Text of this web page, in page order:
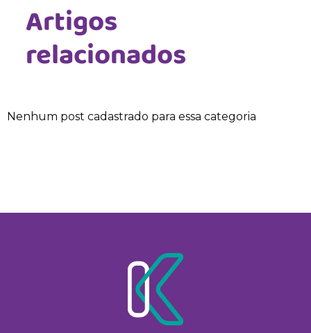
Artigos
relacionados
Nenhum post cadastrado para essa categoria